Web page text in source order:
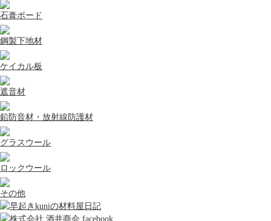
石膏ボード
鋼製下地材
ケイカル板
遮音材
鉛防音材・放射線防護材
グラスウール
ロックウール
その他